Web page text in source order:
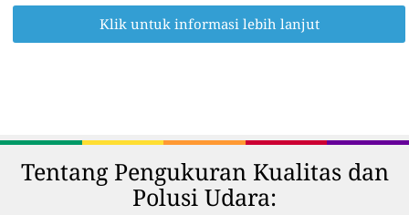
Klik untuk informasi lebih lanjut
Tentang Pengukuran Kualitas dan
Polusi Udara: